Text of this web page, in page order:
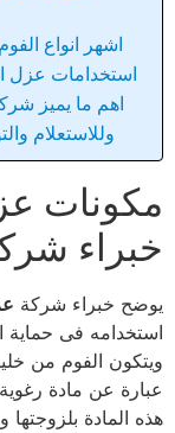
استخدامات عزل
اهم ما يميز
وللاستعلام
مكونات
خبراء
يوضح خبراء شركة
استخدامه فى حماية
ويتكون الفوم من
عبارة عن مادة
هذه المادة